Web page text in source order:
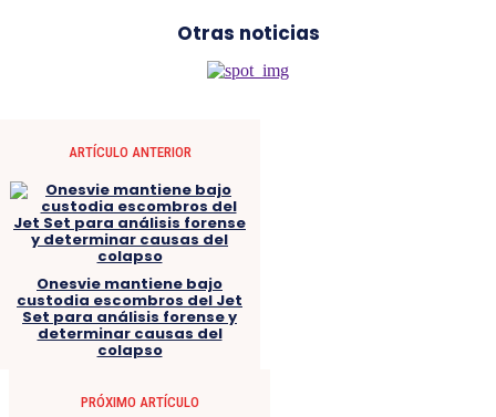
Otras noticias
ARTÍCULO ANTERIOR
Onesvie mantiene bajo
custodia escombros del Jet
Set para análisis forense y
determinar causas del
colapso
PRÓXIMO ARTÍCULO